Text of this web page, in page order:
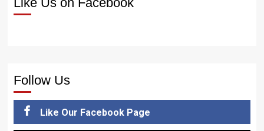
Follow Us
Like Our Facebook Page